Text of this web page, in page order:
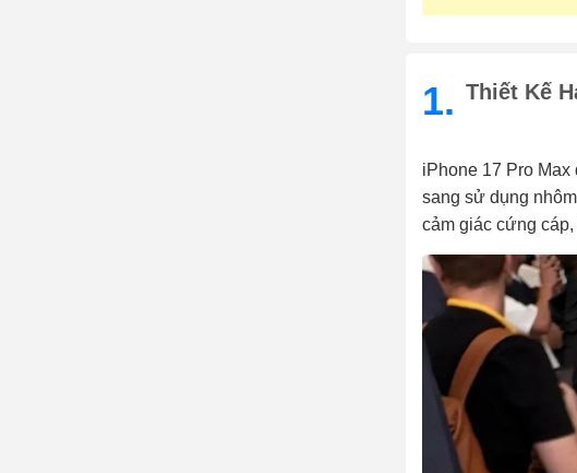
1. Thiết Kế
iPhone 17 Pro
sang sử dụng
cảm giác cứng